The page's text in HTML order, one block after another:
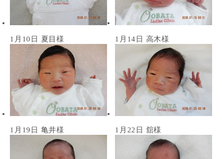
1月10日 夏目様 1月14日 高木様
1月19日 亀井様 1月22日 舘様